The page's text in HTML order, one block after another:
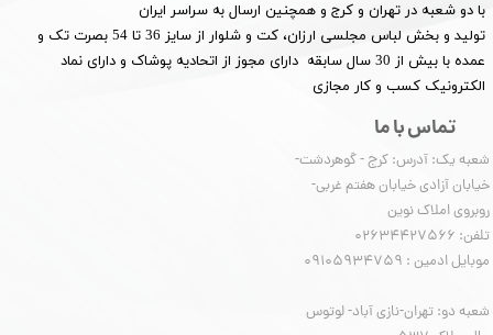
با دو شعبه در تهران و کرج و همچنین ارسال به سراسر ایران
تولید و بخش لباس مجلسی ارزان، کت و شلوار از سایز 36 تا 54 بصرت تک و
عمده با بیش از 30 سال سابقه دارای مجوز از اتحادیه پوشاک و دارای نماد
الکترونیک کسب و کار مجازی
تماس با ما
شعبه یک: آدرس: کرج - گوهردشت-
خیابان آزادی خیابان هفتم غربی-
روبروی املاک نوین
​​​​​​​تلفن: 02634427566
موبایل ادمین : 09105934759
شعبه دو: تهران-نازی آباد- لوتوس